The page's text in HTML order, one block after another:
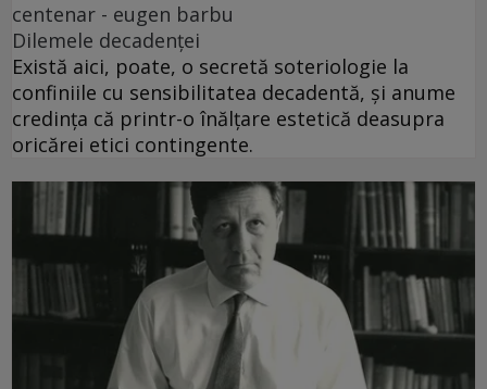
centenar - eugen barbu
Dilemele decadenței
Există aici, poate, o secretă soteriologie la
confiniile cu sensibilitatea decadentă, și anume
credința că printr-o înălțare estetică deasupra
oricărei etici contingente.